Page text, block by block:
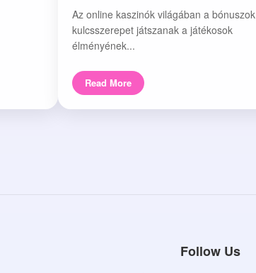
Az online kaszinók világában a bónuszok
kulcsszerepet játszanak a játékosok
élményének...
Read More
Follow Us